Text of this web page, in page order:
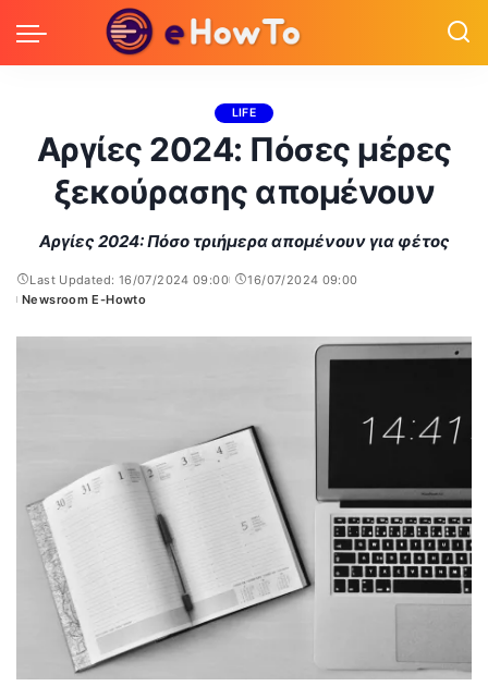
LIFE
Αργίες 2024: Πόσες μέρες
ξεκούρασης απομένουν
Αργίες 2024: Πόσο τριήμερα απομένουν για φέτος
Last Updated: 16/07/2024 09:00
16/07/2024 09:00
Posted
Newsroom E-Howto